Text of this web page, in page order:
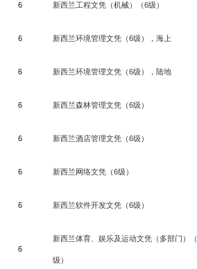
6 新西兰工程文凭（机械）（6级）
6 新西兰环境管理文凭（6级），海上
6 新西兰环境管理文凭（6级），陆地
6 新西兰森林管理文凭（6级）
6 新西兰酒店管理文凭（6级）
6 新西兰网络文凭（6级）
6 新西兰软件开发文凭（6级）
6
新西兰体育、娱乐及运动文凭（多部门）（
级）